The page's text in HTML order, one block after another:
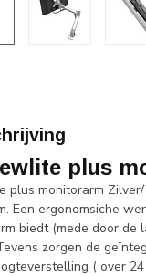
plus
plus monitorarm
Een ergonomsiche
biedt (mede door
zorgen de
( over